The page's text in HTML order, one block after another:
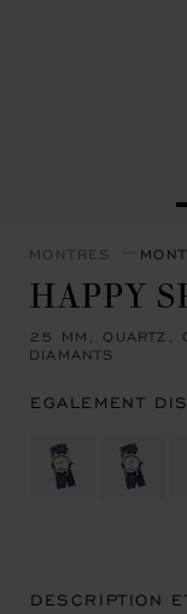
MONTRES
HAPPY
25 MM, QUARTZ,
DIAMANTS
EGALEMENT
DESCRIPTION